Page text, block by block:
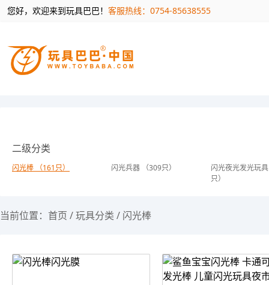
您好，欢迎来到玩具巴巴！ 客服热线：0754-85638555
二级分类
闪光棒 （161只） 闪光兵器 （309只）
闪光夜光发光玩
只）
当前位置： 首页 /玩具分类 / 闪光棒